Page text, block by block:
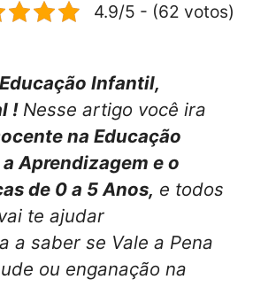
4.9/5 - (62 votos)
Infantil,
! Nesse artigo você ira
na Educação
Aprendizagem e o
de 0 a 5 Anos, e todos
te ajudar
a saber se Vale a Pena
ou enganação na